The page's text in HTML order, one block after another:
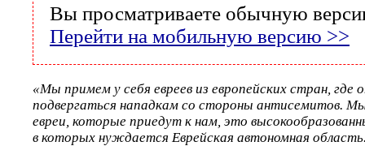
Вы просматриваете обычную
Перейти на мобильную версию >>
«Мы примем у себя евреев из европейских стран, где
подвергаться нападкам со стороны антисемитов.
евреи, которые приедут к нам, это
в которых нуждается Еврейская автономная